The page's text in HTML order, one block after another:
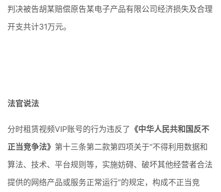
判决被告胡某赔偿原告某电子产品有限公司经济损失及合理
开支共计31万元。
法官说法
分时租赁视频VIP账号的行为违反了 《中华人民共和国反不
正当竞争法》 第十三条第二款第四项关于“不得利用数据和
算法、技术、平台规则等，实施妨碍、破坏其他经营者合法
提供的网络产品或服务正常运行”的规定，构成不正当竞